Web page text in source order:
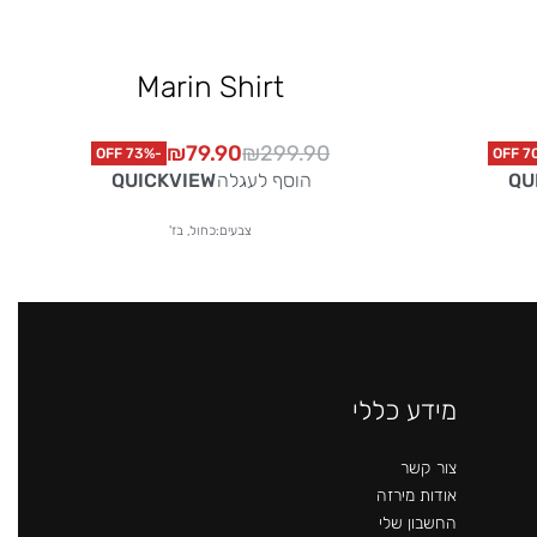
Marin Shirt
₪299.90
₪79.90
-73% OFF
הוסף לעגלהQUICKVIEW
צבעים:כחול, בז'
מידע כללי
צור קשר
אודות מירזה
החשבון שלי